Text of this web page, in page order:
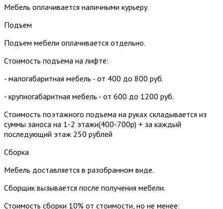
Мебель оплачивается наличными курьеру.
Подъем
Подъем мебели оплачивается отдельно.
Стоимость подъема на лифте:
- малогабаритная мебель - от 400 до 800 руб.
- крупногабаритная мебель - от 600 до 1200 руб.
Стоимость поэтажного подъема на руках складывается из
суммы заноса на 1-2 этажи(400-700р) + за каждый
последующий этаж 250 рублей
Сборка
Мебель доставляется в разобранном виде.
Сборщик вызывается после получения мебели.
Стоимость сборки 10% от стоимости, но не менее: